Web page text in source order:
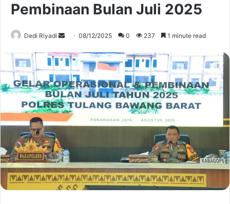
Pembinaan Bulan Juli 2025
Dedi Riyadi
Send
email
08/12/2025 0 237 1 minute read